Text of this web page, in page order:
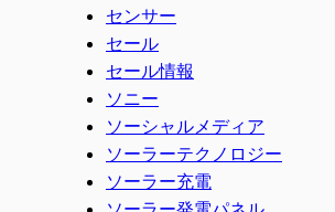
センサー
セール
セール情報
ソニー
ソーシャルメディア
ソーラーテクノロジー
ソーラー充電